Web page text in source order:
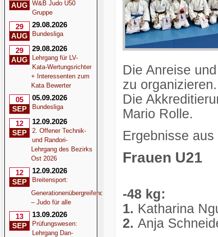
AUG
W&B Judo Ü50
Gruppe
29
AUG
29.08.2026
Bundesliga
29
AUG
29.08.2026
Lehrgang für LV-
Kata-Wertungsrichter
+ Interessenten zum
Kata Bewerter
05
SEP
05.09.2026
Bundesliga
12
SEP
12.09.2026
2. Offener Technik-
und Randori-
Lehrgang des Bezirks
Ost 2026
12
SEP
12.09.2026
Breitensport:
Generationenübergreifend
– Judo für alle
13
SEP
13.09.2026
Prüfungswesen:
Lehrgang Dan-
Die Anreise
zu organizieren.
Die
Mario Rolle.
Ergebnisse
Frauen U21
-48 kg:
1. Katharina
2. Anja